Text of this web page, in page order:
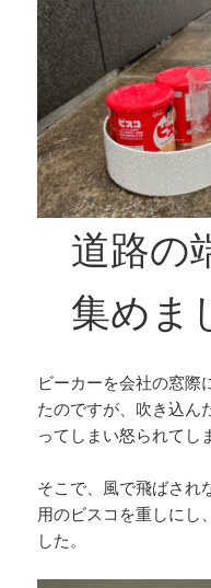
道路の
集めま
ビーカーを会社の窓際
たのですが、吹き込ん
ってしまい怒られてし
そこで、風で飛ばされ
用のビスコを重しにし
した。